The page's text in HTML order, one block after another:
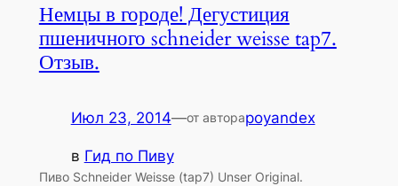
Немцы в городе! Дегустиция
пшеничного schneider weisse tap7.
Отзыв.
Июл 23, 2014—от автораpoyandex
в Гид по Пиву
Пиво Schneider Weisse (tap7) Unser Original.